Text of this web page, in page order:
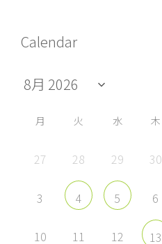
ィ
ー
を
Facebook
示
ィ
ー
を
Twitter
ィ
ー
を
Instagram
YouTube
示
Calendar
月 火 水 木
27 28 29 30
3 4 5 6
10 11 12 13